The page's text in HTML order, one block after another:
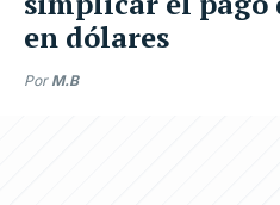
en dólares
Por M.B